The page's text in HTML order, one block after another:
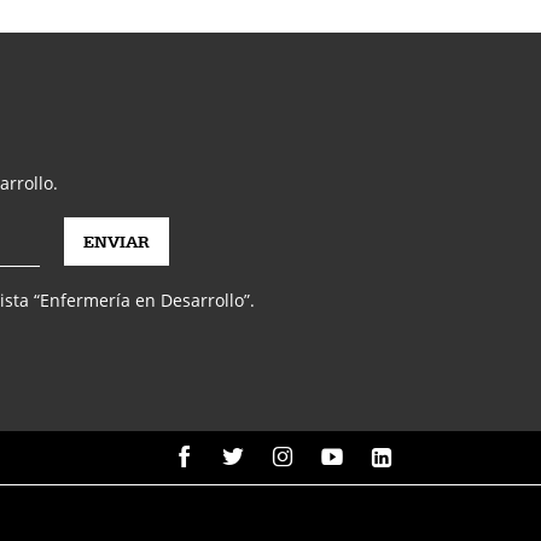
“Enfermería en Desarrollo”.